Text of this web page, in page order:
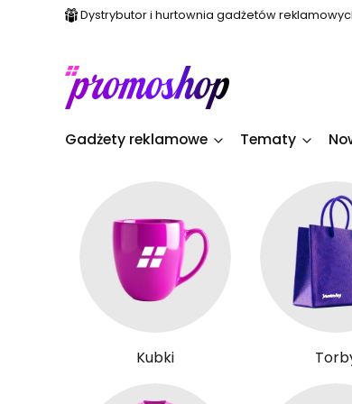
Dystrybutor i hurtownia gadżetów
Gadżety reklamowe Tematy
Kubki